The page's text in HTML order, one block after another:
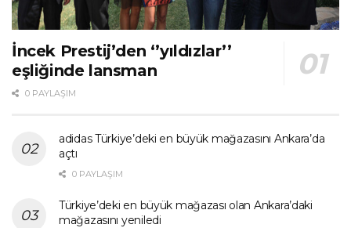
İncek Prestij’den ‘’yıldızlar’’
eşliğinde lansman
0 PAYLAŞIM
adidas Türkiye’deki en büyük mağazasını Ankara’da
açtı
0 PAYLAŞIM
Türkiye’deki en büyük mağazası olan Ankara’daki
mağazasını yeniledi